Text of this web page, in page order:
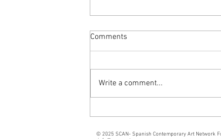
Comments
Write a comment...
© 2025 SCAN- Spanish Contemporary Art Network